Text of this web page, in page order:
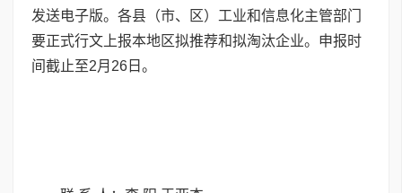
发送电子版。各县（市、区）工业和信息化主管部门
要正式行文上报本地区拟推荐和拟淘汰企业。申报时
间截止至2月26日。